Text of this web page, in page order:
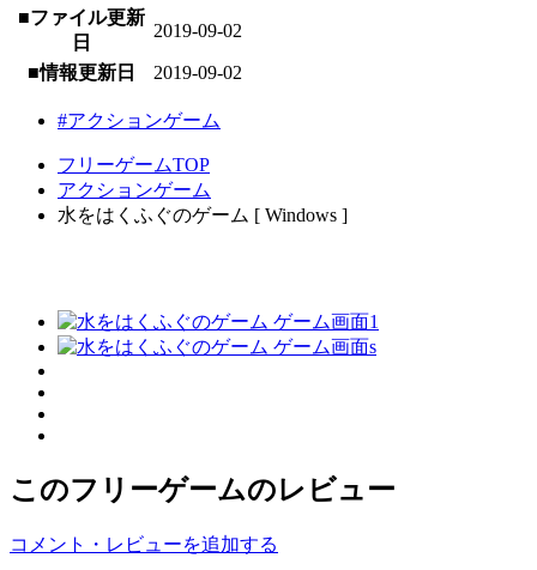
■ファイル更新
日
2019-09-02
■情報更新日 2019-09-02
#アクションゲーム
フリーゲームTOP
アクションゲーム
水をはくふぐのゲーム [ Windows ]
このフリーゲームのレビュー
コメント・レビューを追加する